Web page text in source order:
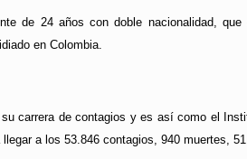
de 24 años con doble nacionalidad,
en Colombia.
carrera de contagios y es así como el
a los 53.846 contagios, 940 muertes,